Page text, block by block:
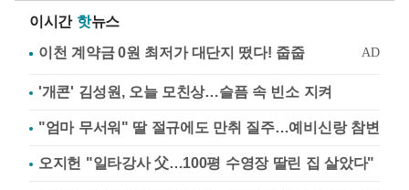
이시간 핫뉴스
'개콘' 김성원, 오늘 모친상…슬픔 속 빈소 지켜
"엄마 무서워" 딸 절규에도 만취 질주…예비신랑 참변
오지헌 "일타강사 父…100평 수영장 딸린 집 살았다"